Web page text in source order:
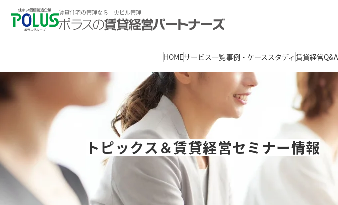
賃貸住宅の管理なら中央ビル管理
HOMEサービス一覧事例・ケーススタディ 賃貸経営Q&A
トピックス＆賃貸経営セミナー情報